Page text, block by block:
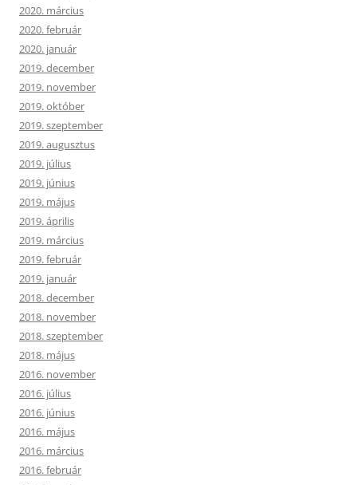
2020. március
2020. február
2020. január
2019. december
2019. november
2019. október
2019. szeptember
2019. augusztus
2019. július
2019. június
2019. május
2019. április
2019. március
2019. február
2019. január
2018. december
2018. november
2018. szeptember
2018. május
2016. november
2016. július
2016. június
2016. május
2016. március
2016. február